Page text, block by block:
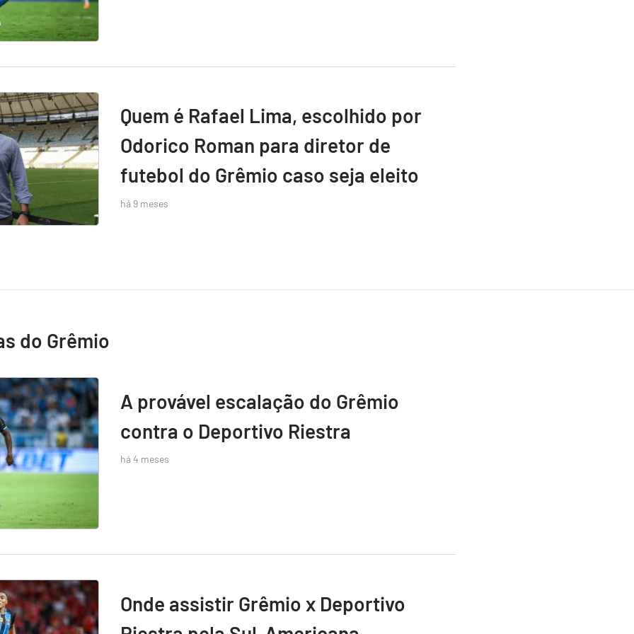
Quem é Rafael Lima, escolhido por
Odorico Roman para diretor de
futebol do Grêmio caso seja eleito
há 9 meses
do Grêmio
A provável escalação do Grêmio
contra o Deportivo Riestra
há 4 meses
Onde assistir Grêmio x Deportivo